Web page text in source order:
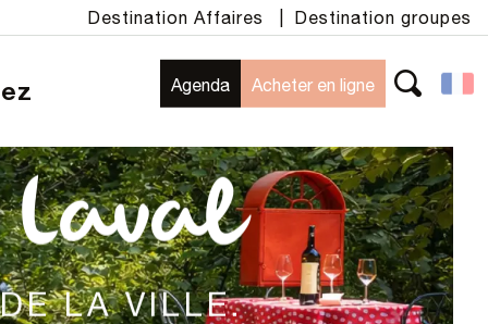
Agenda Acheter en ligne
Recherche
Destination Affaires Destination groupes
LA VILLE.